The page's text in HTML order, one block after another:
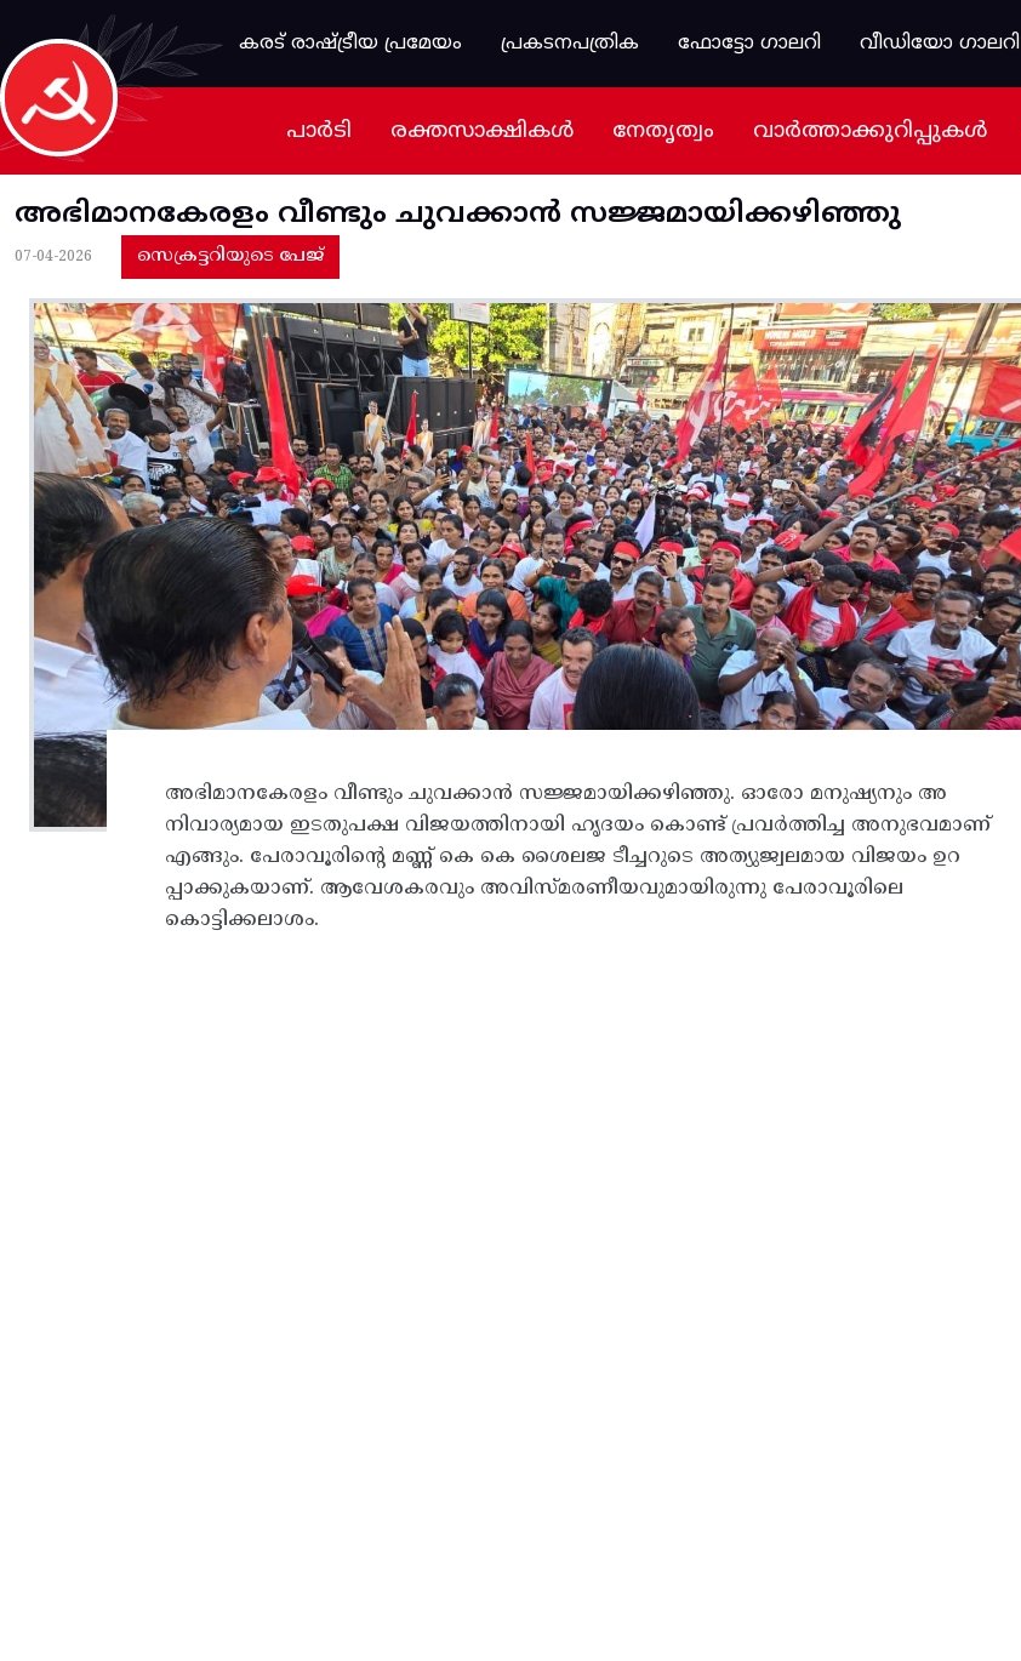
Skip to main content
കരട് രാഷ്ട്രീയ പ്രമേയം
പ്രകടനപത്രിക ഫോട്ടോ ഗാലറി വീഡിയോ ഗാലറി
പാർടി രക്തസാക്ഷികൾ നേതൃത്വം വാർത്താക്കുറിപ്പുകൾ
അഭിമാനകേരളം വീണ്ടും ചുവക്കാൻ സജ്ജമായിക്കഴിഞ്ഞു
07-04-2026 സെക്രട്ടറിയുടെ പേജ്
അഭിമാനകേരളം വീണ്ടും ചുവക്കാൻ സജ്ജമായിക്കഴിഞ്ഞു. ഓരോ മനുഷ്യനും അ
നിവാര്യമായ ഇടതുപക്ഷ വിജയത്തിനായി ഹൃദയം കൊണ്ട് പ്രവർത്തിച്ച അനുഭവമാണ്
എങ്ങും. പേരാവൂരിൻ്റെ മണ്ണ് കെ കെ ശൈലജ ടീച്ചറുടെ അത്യുജ്വലമായ വിജയം ഉറ
പ്പാക്കുകയാണ്. ആവേശകരവും അവിസ്മരണീയവുമായിരുന്നു പേരാവൂരിലെ
കൊട്ടിക്കലാശം.